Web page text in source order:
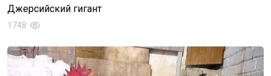
Джерсийский гигант
1748